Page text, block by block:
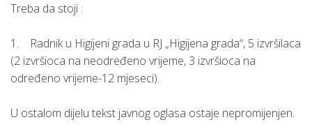
Treba da stoji :
1. Radnik u Higijeni grada u RJ „Higijena grada“, 5 izvršilaca
(2 izvršioca na neodređeno vrijeme, 3 izvršioca na
određeno vrijeme-12 mjeseci).
U ostalom dijelu tekst javnog oglasa ostaje nepromijenjen.